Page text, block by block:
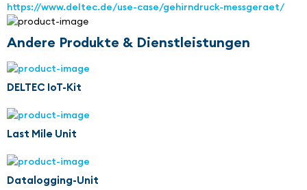
https://www.deltec.de/use-case/gehirndruck-messgeraet/
Andere Produkte & Dienstleistungen
DELTEC IoT-Kit
Last Mile Unit
Datalogging-Unit